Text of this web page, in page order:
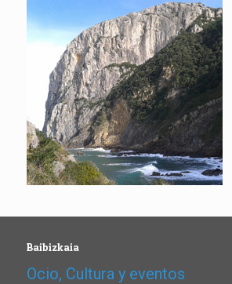
Baibizkaia
Ocio, Cultura y eventos